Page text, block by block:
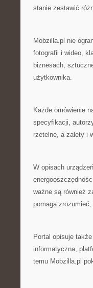
stanie zestawić
Mobzilla.pl nie
fotografii i wideo,
biznesach,
użytkownika.
Każde omówienie
specyfikacji,
rzetelne, a zalety i
W opisach
ważne są również
pomaga
Portal opisuje
informatyczna,
temu Mobzilla.pl